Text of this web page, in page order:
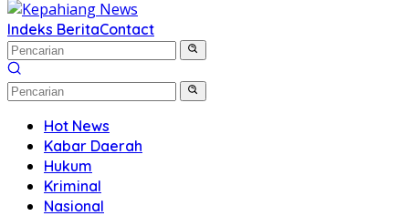
Indeks BeritaContact
Hot News
Kabar Daerah
Hukum
Kriminal
Nasional